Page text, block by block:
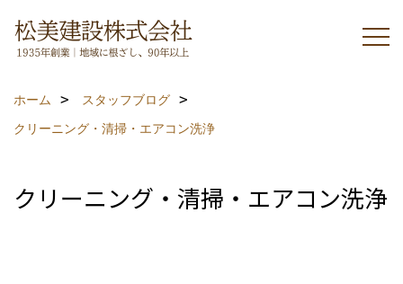
ホーム
スタッフブログ
クリーニング・清掃・エアコン洗浄
クリーニング・清掃・エアコン洗浄